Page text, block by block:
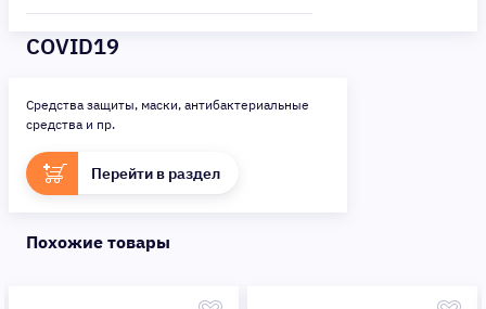
COVID19
Средства защиты, маски, антибактериальные
средства и пр.
Перейти в раздел
Похожие товары